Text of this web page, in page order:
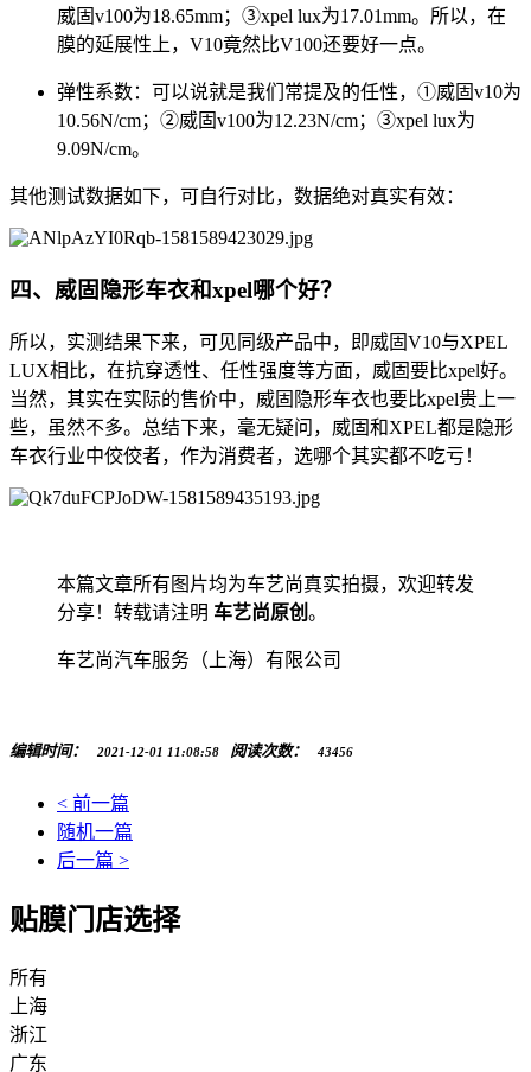
威固v100为18.65mm；③xpel lux为17.01mm。所以，在
膜的延展性上，V10竟然比V100还要好一点。
弹性系数：可以说就是我们常提及的任性，①威固v10为
10.56N/cm；②威固v100为12.23N/cm；③xpel lux为
9.09N/cm。
其他测试数据如下，可自行对比，数据绝对真实有效：
四、威固隐形车衣和xpel哪个好？
所以，实测结果下来，可见同级产品中，即威固V10与XPEL
LUX相比，在抗穿透性、任性强度等方面，威固要比xpel好。
当然，其实在实际的售价中，威固隐形车衣也要比xpel贵上一
些，虽然不多。总结下来，毫无疑问，威固和XPEL都是隐形
车衣行业中佼佼者，作为消费者，选哪个其实都不吃亏！
本篇文章所有图片均为车艺尚真实拍摄，欢迎转发
分享！转载请注明 车艺尚原创 。
车艺尚汽车服务（上海）有限公司
编辑时间： 2021-12-01 11:08:58 阅读次数： 43456
< 前一篇
随机一篇
后一篇 >
贴膜门店选择
所有
上海
浙江
广东